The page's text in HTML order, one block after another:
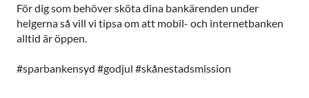
För dig som behöver sköta dina bankärenden under
helgerna så vill vi tipsa om att mobil- och internetbanken
alltid är öppen.
#sparbankensyd #godjul #skånestadsmission